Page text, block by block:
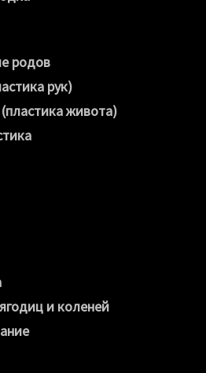
родов
рук)
живота)
и коленей